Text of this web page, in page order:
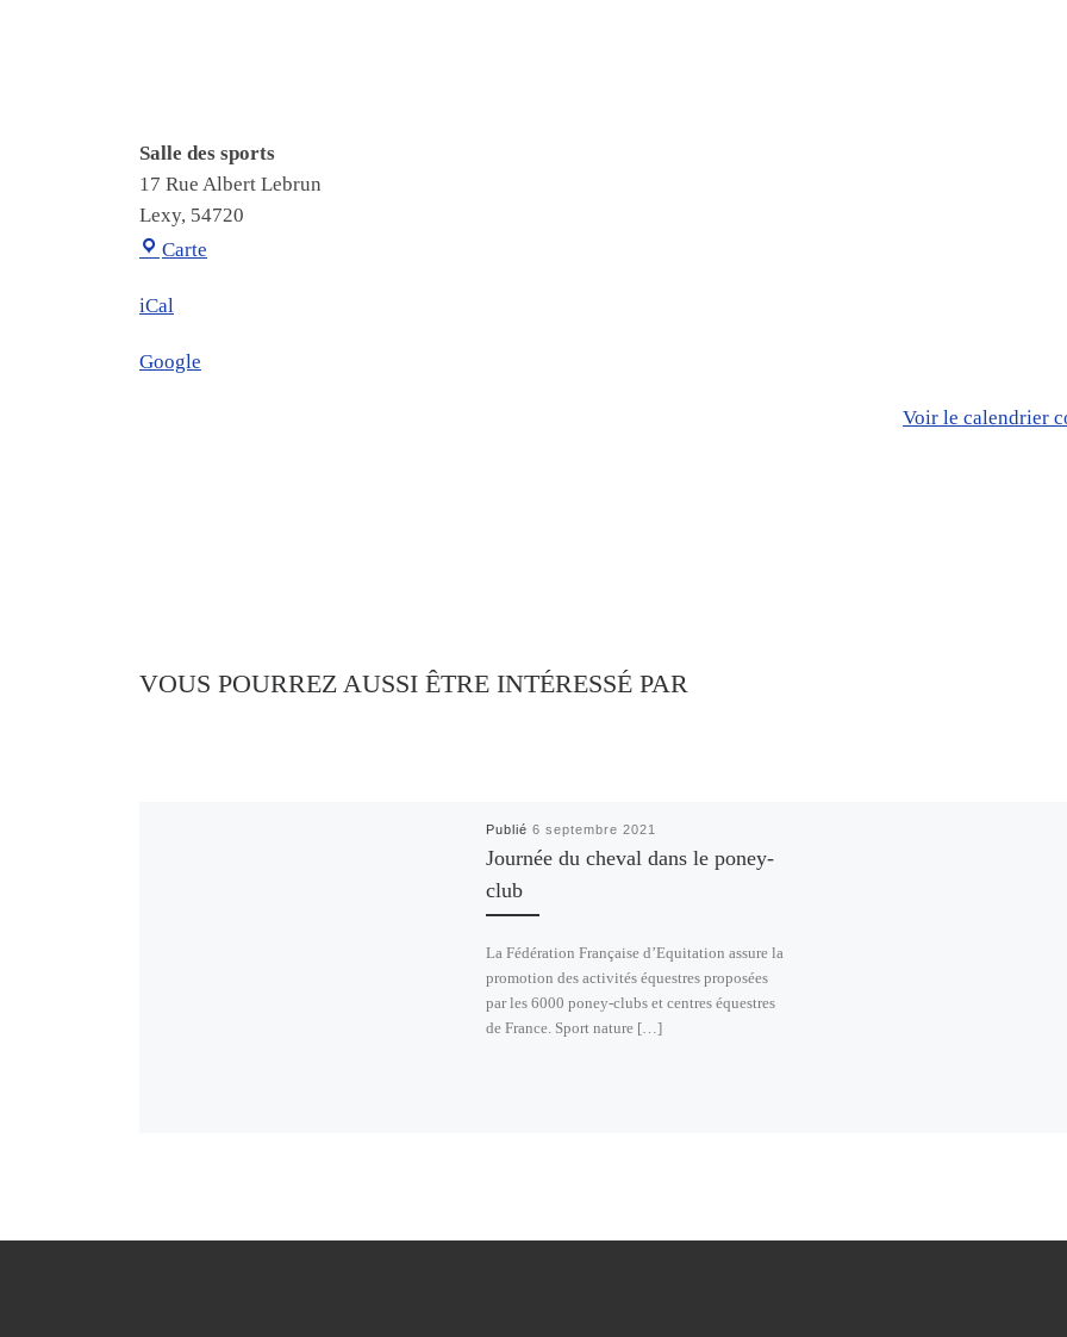
Salle des sports
17 Rue Albert Lebrun
Lexy, 54720
Carte
iCal
Google
Voir le calendrier
VOUS POURREZ AUSSI ÊTRE INTÉRESSÉ PAR
Publié 6 septembre 2021
Journée du cheval dans le poney-
club
La Fédération Française d’Equitation assure la
promotion des activités équestres proposées
par les 6000 poney-clubs et centres équestres
de France. Sport nature […]